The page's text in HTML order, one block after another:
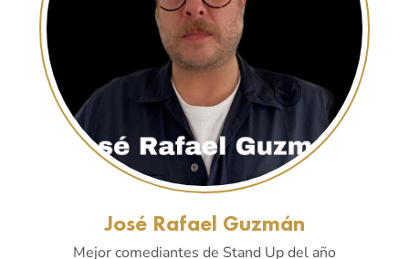
José Rafael Guzmán
Mejor comediantes de Stand Up del año